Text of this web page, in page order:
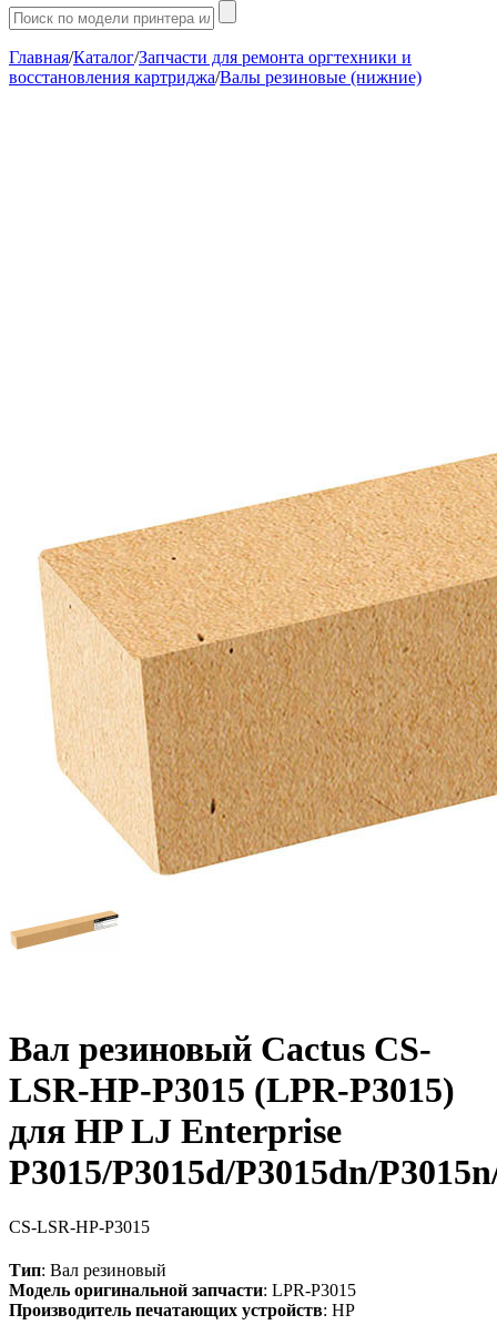
Главная/Каталог/Запчасти для ремонта оргтехники и
восстановления картриджа/Валы резиновые (нижние)
Вал резиновый Cactus CS-
LSR-HP-P3015 (LPR-P3015)
для HP LJ Enterprise
P3015/P3015d/P3015dn/
CS-LSR-HP-P3015
Тип: Вал резиновый
Модель оригинальной запчасти: LPR-P3015
Производитель печатающих устройств: HP